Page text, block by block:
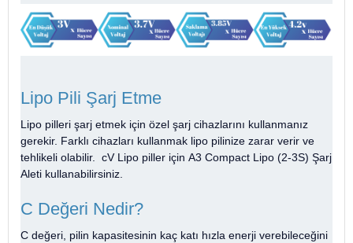
Lipo Pili Şarj Etme
Lipo pilleri şarj etmek için özel şarj cihazlarını kullanmanız
gerekir. Farklı cihazları kullanmak lipo pilinize zarar verir ve
tehlikeli olabilir. cV Lipo piller için A3 Compact Lipo (2-3S) Şarj
Aleti kullanabilirsiniz.
C Değeri Nedir?
C değeri, pilin kapasitesinin kaç katı hızla enerji verebileceğini